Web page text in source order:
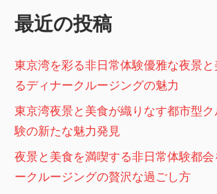
ジ
送
り
最近の投稿
東京湾を彩る非日常体験優雅な夜景
るディナークルージングの魅力
東京湾夜景と美食が織りなす都市型
験の新たな魅力発見
夜景と美食を満喫する非日常体験都
ークルージングの贅沢な過ごし方